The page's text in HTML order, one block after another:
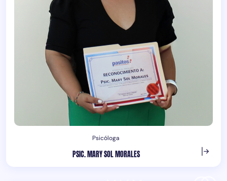
Psicóloga
PSIC. MARY SOL MORALES